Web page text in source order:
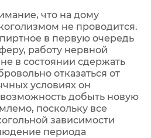
что на дому
не проводится.
в первую очередь
работу нервной
в состоянии сдержать
отказаться от
условиях он
добыть новую
поскольку все
зависимости
периода